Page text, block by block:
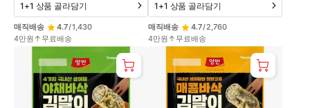
매직배송 4.7/1,430
4만원↑무료배송
1+1 상품 골라담기
매직배송 4.7/2,760
4만원↑무료배송
1+1 상품 골라담기